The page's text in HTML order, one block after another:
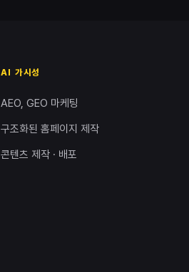
AI 가시성
AEO, GEO 마케팅
구조화된 홈페이지 제작
콘텐츠 제작 · 배포